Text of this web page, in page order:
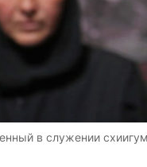
в служении